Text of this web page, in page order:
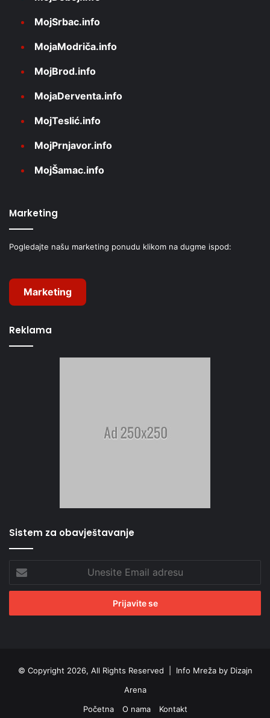
MojSrbac.info
MojaModriča.info
MojBrod.info
MojaDerventa.info
MojTeslić.info
MojPrnjavor.info
MojŠamac.info
Marketing
Pogledajte našu marketing ponudu klikom na dugme ispod:
Marketing
Reklama
Sistem za obavještavanje
Email
adresu
© Copyright 2026, All Rights Reserved | Info Mreža by Dizajn
Arena
Početna
O nama Kontakt